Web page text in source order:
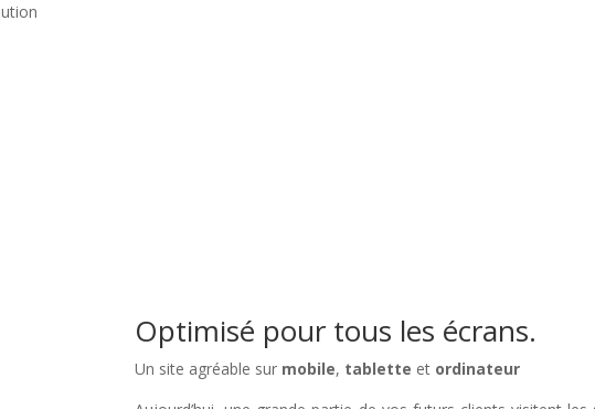
Optimisé pour tous les écrans.
Un site agréable sur mobile, tablette et ordinateur